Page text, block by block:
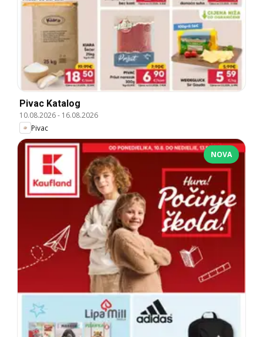
Pivac Katalog
10.08.2026- 16.08.2026
Pivac
NOVA